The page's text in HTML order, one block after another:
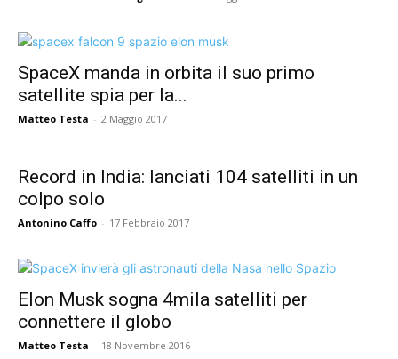
SpaceX manda in orbita il suo primo
satellite spia per la...
Matteo Testa - 2 Maggio 2017
Record in India: lanciati 104 satelliti in un
colpo solo
Antonino Caffo - 17 Febbraio 2017
Elon Musk sogna 4mila satelliti per
connettere il globo
Matteo Testa - 18 Novembre 2016